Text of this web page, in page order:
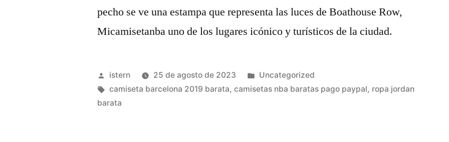
pecho se ve una estampa que representa las luces de Boathouse Row,
Micamisetanba uno de los lugares icónico y turísticos de la ciudad.
Publicado
por
istern 25 de agosto de 2023
Publicado
en
Uncategorized
Etiquetas:
camiseta barcelona 2019 barata,camisetas nba baratas pago paypal, ropa jordan
barata